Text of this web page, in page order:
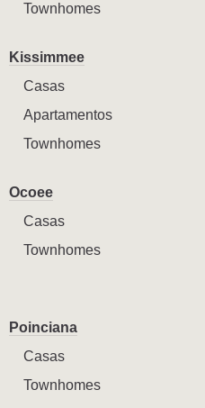
Townhomes
Kissimmee
Casas
Apartamentos
Townhomes
Ocoee
Casas
Townhomes
Poinciana
Casas
Townhomes